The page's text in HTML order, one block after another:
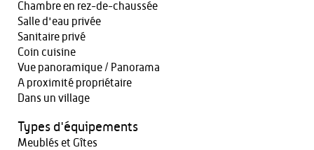
Chambre en rez-de-chaussée
Salle d'eau privée
Sanitaire privé
Coin cuisine
Vue panoramique / Panorama
A proximité propriétaire
Dans un village
Types d'équipements
Meublés et Gîtes